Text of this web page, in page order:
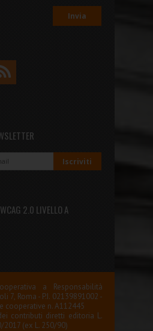
2.0 LIVELLO A
a Responsabilità
7, Roma - P.I. 02139891002 -
cooperative n. A112445
contributi diretti editoria L.
(ex L. 250/90)